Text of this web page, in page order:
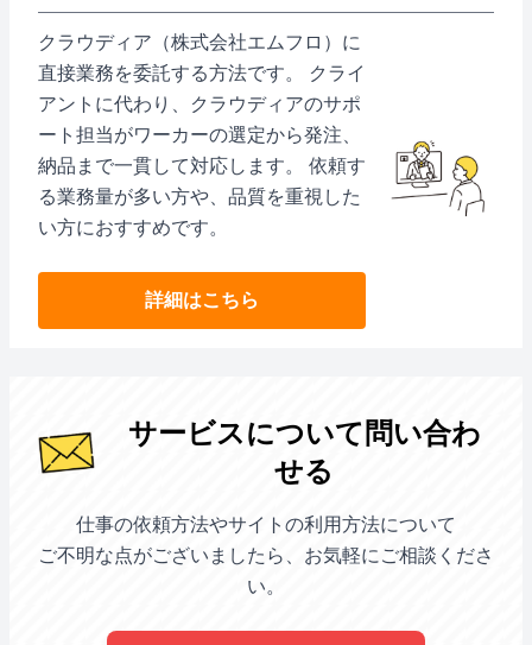
クラウディア（株式会社エムフロ）に
直接業務を委託する方法です。 クライ
アントに代わり、クラウディアのサポ
ート担当がワーカーの選定から発注、
納品まで一貫して対応します。 依頼す
る業務量が多い方や、品質を重視した
い方におすすめです。
詳細はこちら
サービスについて問い合わ
せる
仕事の依頼方法やサイトの利用方法について
ご不明な点がございましたら、お気軽にご相談くださ
い。